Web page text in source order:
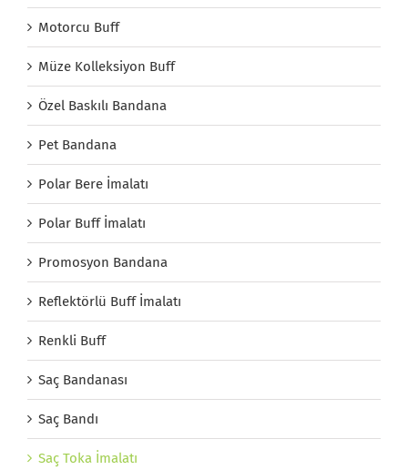
Motorcu Buff
Müze Kolleksiyon Buff
Özel Baskılı Bandana
Pet Bandana
Polar Bere İmalatı
Polar Buff İmalatı
Promosyon Bandana
Reflektörlü Buff İmalatı
Renkli Buff
Saç Bandanası
Saç Bandı
Saç Toka İmalatı